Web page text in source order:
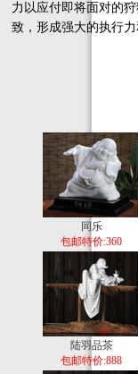
力以应付即将面对的
致，形成强大的执行力
同乐
包邮特价:360
陆羽品茶
包邮特价:888